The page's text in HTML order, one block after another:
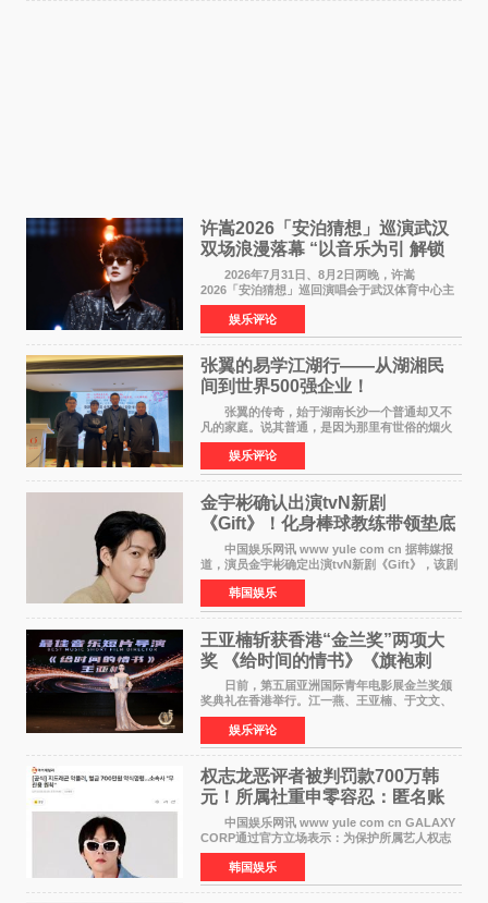
许嵩2026「安泊猜想」巡演武汉
双场浪漫落幕 “以音乐为引 解锁
江城记忆”
2026年7月31日、8月2日两晚，许嵩
2026「安泊猜想」巡回演唱会于武汉体育中心主
体育场盛大开唱。许嵩与数万歌迷在此相聚，从
浪漫惬意的舞台设计到充满诚意与惊喜的现场互
动，共同开启了一场关于
娱乐评论
张翼的易学江湖行——从湖湘民
间到世界500强企业！
张翼的传奇，始于湖南长沙一个普通却又不
凡的家庭。说其普通，是因为那里有世俗的烟火
气；说其不凡，是因为家中有一位洞悉天地玄机
的长者——他的爷爷。作为当地的风水师，爷爷
是张翼走进易学
娱乐评论
金宇彬确认出演tvN新剧
《Gift》！化身棒球教练带领垫底
球队逆袭
中国娱乐网讯 www yule com cn 据韩媒报
道，演员金宇彬确定出演tvN新剧《Gift》，该剧
预计将于下半年播出，引发观众高度期待。
本剧改编自同名网络漫画，讲述一位经历意外事
故后获得特殊
韩国娱乐
王亚楠斩获香港“金兰奖”两项大
奖 《给时间的情书》《旗袍刺
客》双双获肯定
日前，第五届亚洲国际青年电影展金兰奖颁
奖典礼在香港举行。江一燕、王亚楠、于文文、
李东学等知名演员出席活动。著名演员、导演王
亚楠凭借音乐故事片《给时间的情书》和院线电
影《旗袍刺客》
娱乐评论
权志龙恶评者被判罚款700万韩
元！所属社重申零容忍：匿名账
号也难逃刑责
中国娱乐网讯 www yule com cn GALAXY
CORP通过官方立场表示：为保护所属艺人权志
龙的名誉和权益，将持续对网络上发生的名誉损
害、散布虚假事实、侮辱、恶意诽谤等行为采取
法律应对措施。
韩国娱乐